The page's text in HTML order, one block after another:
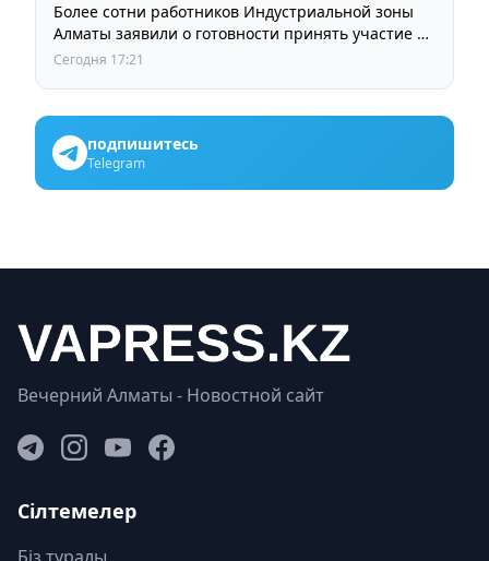
Более сотни работников Индустриальной зоны
Алматы заявили о готовности принять участие в
выборах членов Курылтая
Сегодня 17:21
подпишитесь
Telegram
Вечерний Алматы - Новостной сайт
Сілтемелер